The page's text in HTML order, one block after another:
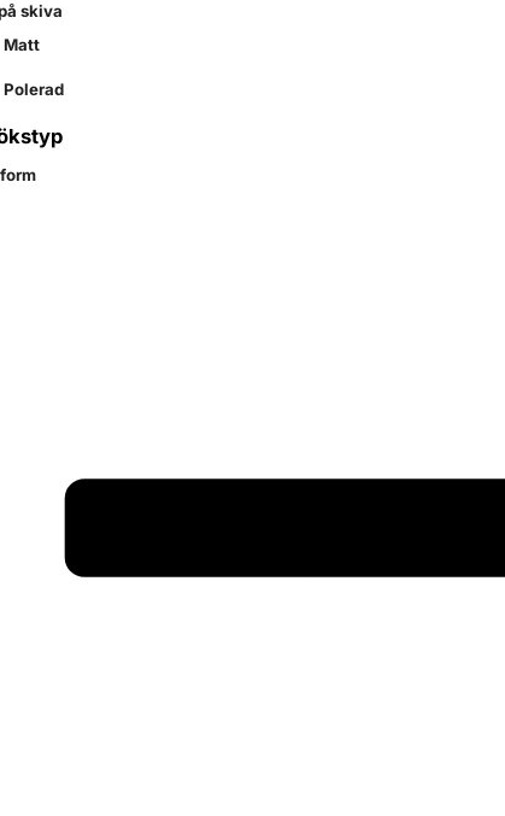
skiva
Matt
Polerad